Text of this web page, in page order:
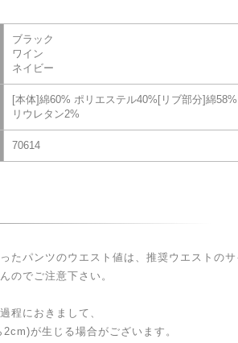
ブラック
ワイン
ネイビー
[本体]綿60% ポリエステル40%[リブ部分]綿
リウレタン2%
70614
たパンツのウエスト値は、推奨ウエストのサ
のでご注意下さい。
程におきまして、
が生じる場合がございます。